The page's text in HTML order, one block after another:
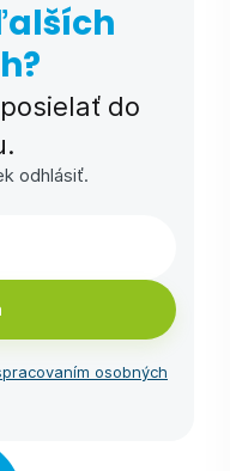
do
odhlásiť.
osobných